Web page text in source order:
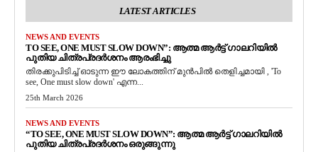
LATEST ARTICLES
NEWS AND EVENTS
TO SEE, ONE MUST SLOW DOWN”: ആത്മ ആർട്ട് ഗാലറിയിൽ
പുതിയ ചിത്രപ്രദർശനം ആരംഭിച്ചു
തിരക്കുപിടിച്ച് ഓടുന്ന ഈ ലോകത്തിന് മുൻപിൽ തെളിച്ചമായി , 'To
see, One must slow down' എന്ന...
25th March 2026
NEWS AND EVENTS
“TO SEE, ONE MUST SLOW DOWN”: ആത്മ ആർട്ട് ഗാലറിയിൽ
പുതിയ ചിത്രപ്രദർശനം ഒരുങ്ങുന്നു